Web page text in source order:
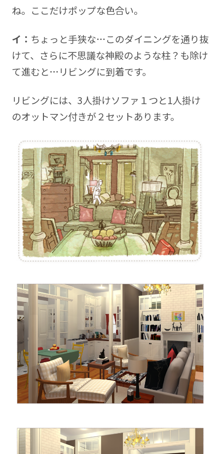
ね。ここだけポップな色合い。
イ： ちょっと手狭な…このダイニングを通り抜
けて、さらに不思議な神殿のような柱？も除け
て進むと…リビングに到着です。
リビングには、3人掛けソファ１つと1人掛け
のオットマン付きが２セットあります。